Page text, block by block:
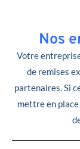
Nos
Votre
de remises
partenaires. Si
mettre en